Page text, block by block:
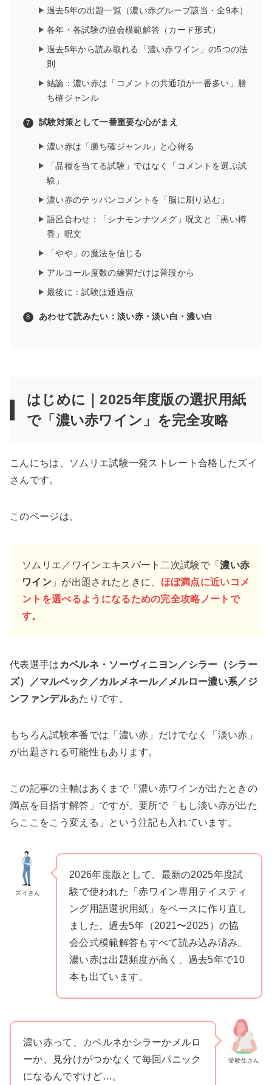
過去5年の出題一覧（濃い赤グループ該当・全9本）
各年・各試験の協会模範解答（カード形式）
過去5年から読み取れる「濃い赤ワイン」の5つの法
則
結論：濃い赤は「コメントの共通項が一番多い」勝
ち確ジャンル
試験対策として一番重要な心がまえ
濃い赤は「勝ち確ジャンル」と心得る
「品種を当てる試験」ではなく「コメントを選ぶ試
験」
濃い赤のテッパンコメントを「脳に刷り込む」
語呂合わせ：「シナモンナツメグ」呪文と「黒い樽
香」呪文
「やや」の魔法を信じる
アルコール度数の練習だけは普段から
最後に：試験は通過点
あわせて読みたい：淡い赤・淡い白・濃い白
はじめに｜2025年度版の選択用紙
で「濃い赤ワイン」を完全攻略
こんにちは、ソムリエ試験一発ストレート合格したズイ
さんです。
このページは、
ソムリエ／ワインエキスパート二次試験で「濃い赤
ワイン」が出題されたときに、 ほぼ満点に近いコメ
ントを選べるようになるための完全攻略ノートで
す。
代表選手はカベルネ・ソーヴィニヨン／シラー（シラー
ズ）／マルベック／カルメネール／メルロー濃い系／ジ
ンファンデルあたりです。
もちろん試験本番では「濃い赤」だけでなく「淡い赤」
が出題される可能性もあります。
この記事の主軸はあくまで「濃い赤ワインが出たときの
満点を目指す解答」ですが、要所で「もし淡い赤が出た
らここをこう変える」という注記も入れています。
ズイさん
2026年度版として、最新の2025年度試
験で使われた「赤ワイン専用テイスティ
ング用語選択用紙」をベースに作り直し
ました。過去5年（2021〜2025）の協
会公式模範解答もすべて読み込み済み。
濃い赤は出題頻度が高く、過去5年で10
本も出ています。
受験生さん
濃い赤って、カベルネかシラーかメルロ
ーか、見分けがつかなくて毎回パニック
になるんですけど…。